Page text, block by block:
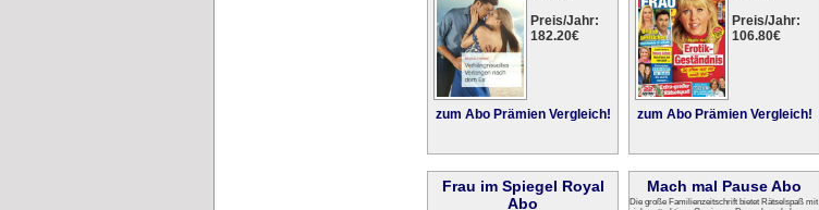
Preis/Jahr:
182.20€
zum Abo Prämien Vergleich!
Preis/Jahr:
106.80€
zum Abo Prämien Vergleich!
Frau im Spiegel Royal
Abo
Mach mal Pause Abo
Die große Familienzeitschrift bietet Rätselspaß mit